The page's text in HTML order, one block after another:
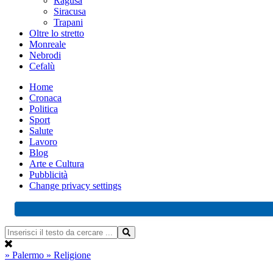
Siracusa
Trapani
Oltre lo stretto
Monreale
Nebrodi
Cefalù
Home
Cronaca
Politica
Sport
Salute
Lavoro
Blog
Arte e Cultura
Pubblicità
Change privacy settings
» Palermo » Religione